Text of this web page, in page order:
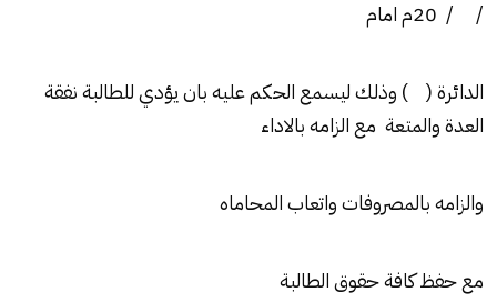
/ / 20م امام
الدائرة ( ) وذلك ليسمع الحكم عليه بان يؤدي للطالبة نفقة
العدة والمتعة مع الزامه بالاداء
والزامه بالمصروفات واتعاب المحاماه
مع حفظ كافة حقوق الطالبة